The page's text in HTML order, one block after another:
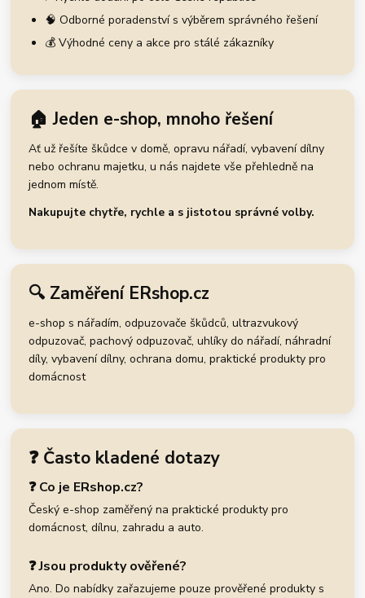
🧠 Odborné poradenství s výběrem správného řešení
💰 Výhodné ceny a akce pro stálé zákazníky
🏠 Jeden e-shop, mnoho řešení
Ať už řešíte škůdce v domě, opravu nářadí, vybavení dílny
nebo ochranu majetku, u nás najdete vše přehledně na
jednom místě.
Nakupujte chytře, rychle a s jistotou správné volby.
🔍 Zaměření ERshop.cz
e-shop s nářadím, odpuzovače škůdců, ultrazvukový
odpuzovač, pachový odpuzovač, uhlíky do nářadí, náhradní
díly, vybavení dílny, ochrana domu, praktické produkty pro
domácnost
❓ Často kladené dotazy
❓ Co je ERshop.cz?
Český e-shop zaměřený na praktické produkty pro
domácnost, dílnu, zahradu a auto.
❓ Jsou produkty ověřené?
Ano. Do nabídky zařazujeme pouze prověřené produkty s